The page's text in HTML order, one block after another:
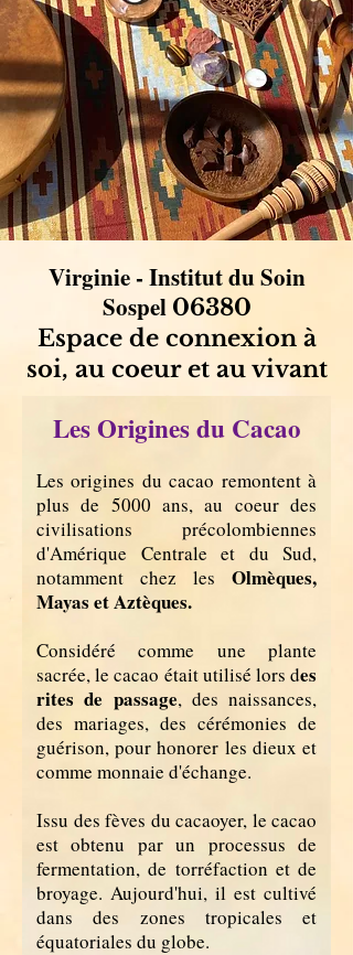
Virginie - Institut du Soin
Sospel 06380​
Espace de connexion à
soi, au coeur et au vivant
Les Origines du Cacao
Les origines du cacao remontent à
plus de 5000 ans, au coeur des
civilisations précolombiennes
d'Amérique Centrale et du Sud,
notamment chez les Olmèques,
Mayas et Aztèques.
Considéré comme une plante
sacrée, le cacao était utilisé lors des
rites de passage, des naissances,
des mariages, des cérémonies de
guérison, pour honorer les dieux et
comme monnaie d'échange.
Issu des fèves du cacaoyer, le cacao
est obtenu par un processus de
fermentation, de torréfaction et de
broyage. Aujourd'hui, il est cultivé
dans des zones tropicales et
équatoriales du globe.